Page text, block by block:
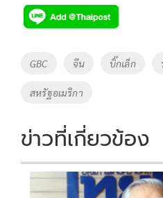
e
b
o
o
k
tt
er
p
y
Li
Tags
GBC จีน บิ๊กเล็ก
สหรัฐอเมริกา
ข่าวที่เกี่ยวข้อง